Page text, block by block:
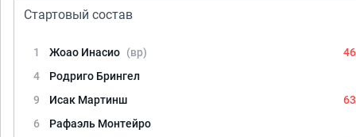
Стартовый состав
1 Жоао Инасио (вр)
4
Родриго Брингел
9
Исак Мартинш
6
Рафаэль Монтейро